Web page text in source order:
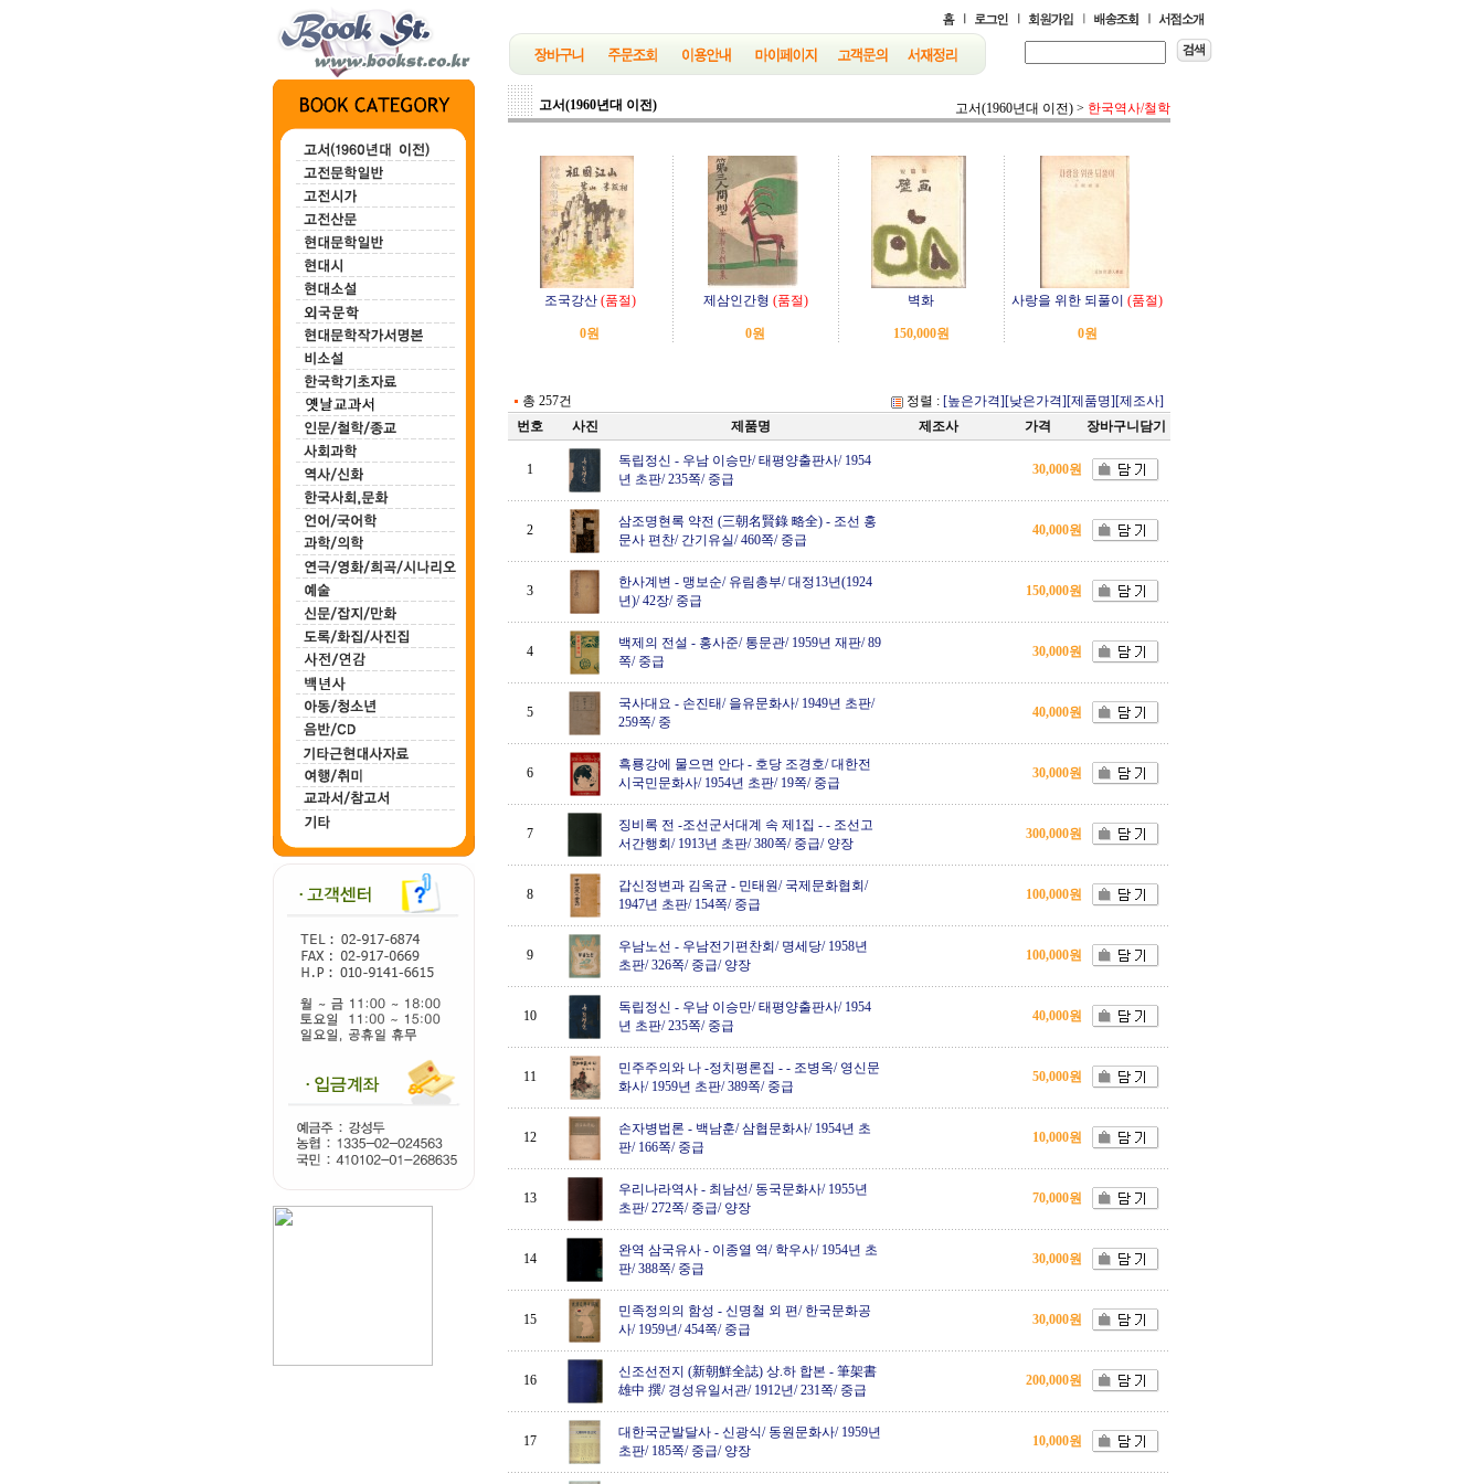
고서(1960년대 이전) 고서(1960년대 이전)> 한국역사/철학
조국강산 (품절)
0원
제삼인간형 (품절)
0원
벽화
150,000원
사랑을 위한 되풀이 (품절)
0원
총 257건 정렬 : [높은가격][낮은가격][제품명][제조사]
번호
사진 제품명 제조사 가격 장바구니담기
1
독립정신 - 우남 이승만/ 태평양출판사/ 1954
년 초판/ 235쪽/ 중급
30,000원
2
삼조명현록 약전 (三朝名賢錄 略全)- 조선 홍
문사 편찬/ 간기유실/ 460쪽/ 중급
40,000원
3
한사계변 - 맹보순/ 유림총부/ 대정13년(1924
년)/ 42장/ 중급
150,000원
4
백제의 전설 - 홍사준/ 통문관/ 1959년 재판/ 89
쪽/ 중급
30,000원
5
국사대요 - 손진태/ 을유문화사/ 1949년 초판/
259쪽/ 중
40,000원
6
흑룡강에 물으면 안다- 호당 조경호/ 대한전
시국민문화사/ 1954년 초판/ 19쪽/ 중급
30,000원
7
징비록 전 -조선군서대계 속 제1집 -- 조선고
서간행회/ 1913년 초판/ 380쪽/ 중급/ 양장
300,000원
8
갑신정변과 김옥균 - 민태원/ 국제문화협회/
1947년 초판/ 154쪽/ 중급
100,000원
9
우남노선 - 우남전기편찬회/ 명세당/ 1958년
초판/ 326쪽/ 중급/ 양장
100,000원
10
독립정신 - 우남 이승만/ 태평양출판사/ 1954
년 초판/ 235쪽/ 중급
40,000원
11
민주주의와 나 -정치평론집 -- 조병옥/ 영신문
화사/ 1959년 초판/ 389쪽/ 중급
50,000원
12
손자병법론 - 백남훈/ 삼협문화사/ 1954년 초
판/ 166쪽/ 중급
10,000원
13
우리나라역사- 최남선/ 동국문화사/ 1955년
초판/ 272쪽/ 중급/ 양장
70,000원
14
완역 삼국유사- 이종열 역/ 학우사/ 1954년 초
판/ 388쪽/ 중급
30,000원
15
민족정의의 함성 - 신명철 외 편/ 한국문화공
사/ 1959년/ 454쪽/ 중급
30,000원
16
신조선전지 (新朝鮮全誌) 상.하 합본 - 筆架書
雄中 撰/ 경성유일서관/ 1912년/ 231쪽/ 중급
200,000원
17
대한국군발달사- 신광식/ 동원문화사/ 1959년
초판/ 185쪽/ 중급/ 양장
10,000원